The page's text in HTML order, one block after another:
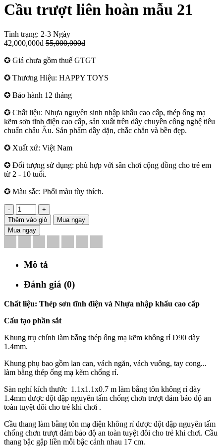
Cầu trượt liên hoàn mẫu 21
Tình trạng: 2-3 Ngày
42,000,000đ 55,000,000đ
✪ Giá chưa gồm thuế GTGT
✪ Thương Hiệu: HAPPY TOYS
✪ Bảo hành 12 tháng
✪ Chất liệu: Nhựa nguyên sinh nhập khẩu cao cấp, thép ống mạ
kẽm sơn tĩnh điện cao cấp, sản xuất trên dây chuyền công nghệ tiêu
chuẩn châu Âu. Sản phẩm dầy dặn, chắc chắn và bền đẹp.
✪ Xuất xứ: Việt Nam
✪ Đối tượng sử dụng: phù hợp với sân chơi cộng đồng cho trẻ em
từ 2 - 10 tuổi.
✪ Màu sắc: Phối màu tùy thích.
-
+
Thêm vào giỏ
Mua ngay
Mua ngay
Mô tả
Đánh giá (0)
Chất liệu: Thép sơn tĩnh điện và Nhựa nhập khẩu cao cấp
Cấu tạo phần sắt
Khung trụ chính làm bằng thép ống mạ kẽm không rỉ D90 dày
1.4mm.
Khung phụ bao gồm lan can, vách ngăn, vách vuông, tay cong...
làm bằng thép ống mạ kẽm chống rỉ.
Sàn nghỉ kích thước 1.1x1.1x0.7 m làm bằng tôn không rỉ dày
1.4mm được đột dập nguyên tấm chống chơn trượt đảm bảo độ an
toàn tuyệt đôi cho trẻ khi chơi .
Cầu thang làm bằng tôn mạ điện không rỉ được đột dập nguyên tấm
chống chơn trượt đảm bảo độ an toàn tuyệt đôi cho trẻ khi chơi. Cầu
thang bậc gập liền mỗi bậc cánh nhau 17 cm.